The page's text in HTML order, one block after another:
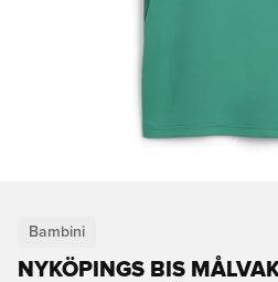
Bambini
NYKÖPINGS BIS